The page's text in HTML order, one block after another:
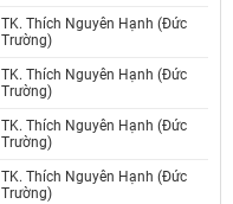
TK. Thích Nguyên Hạnh (Đức
Trường)
TK. Thích Nguyên Hạnh (Đức
Trường)
TK. Thích Nguyên Hạnh (Đức
Trường)
TK. Thích Nguyên Hạnh (Đức
Trường)